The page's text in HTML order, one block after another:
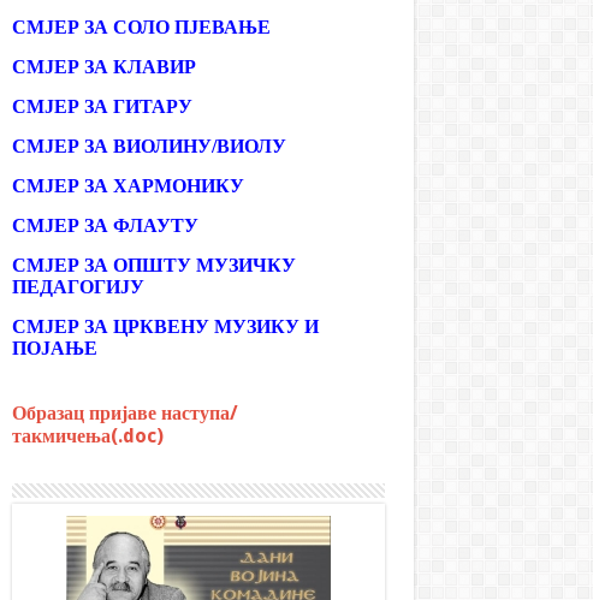
СМЈЕР ЗА СОЛО ПЈЕВАЊЕ
СМЈЕР ЗА КЛАВИР
СМЈЕР ЗА ГИТАРУ
СМЈЕР ЗА ВИОЛИНУ/ВИОЛУ
СМЈЕР ЗА ХАРМОНИКУ
СМЈЕР ЗА ФЛАУТУ
СМЈЕР ЗА ОПШТУ МУЗИЧКУ
ПЕДАГОГИЈУ
СМЈЕР ЗА ЦРКВЕНУ МУЗИКУ И
ПОЈАЊЕ
Образац пријаве наступа/
такмичења(.doc)